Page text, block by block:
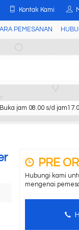
Kontak Kami
PEMESANAN
Buka jam 08.00 s/d
PRE
Hubungi kami
mengenai